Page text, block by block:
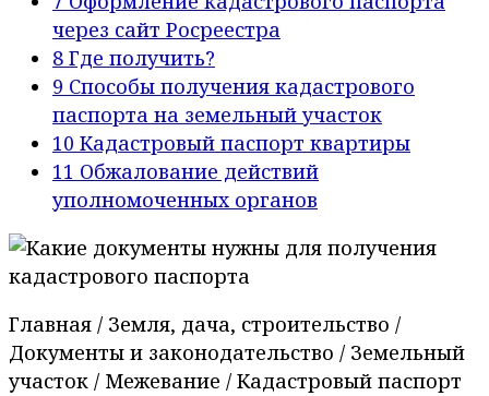
через сайт Росреестра
8 Где получить?
9 Способы получения кадастрового
паспорта на земельный участок
10 Кадастровый паспорт квартиры
11 Обжалование действий
уполномоченных органов
Главная / Земля, дача, строительство /
Документы и законодательство / Земельный
участок / Межевание / Кадастровый паспорт